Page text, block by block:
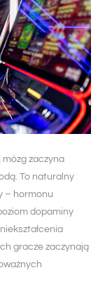
zaczyna
To naturalny
– hormonu
dopaminy
gracze zaczynają